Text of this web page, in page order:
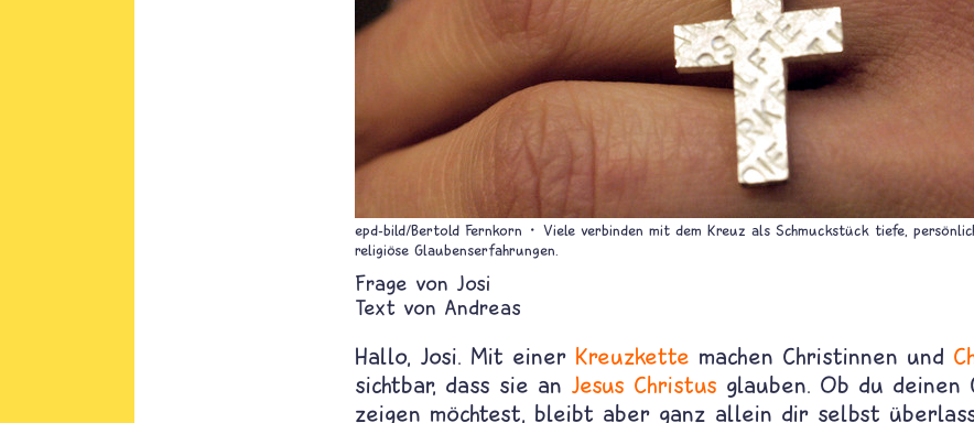
epd-bild/Bertold Fernkorn
Viele verbinden mit dem Kreuz als Schmuckstück tiefe,
religiöse Glaubenserfahrungen.
Josi
Text von Andreas
Hallo, Josi. Mit einer Kreuzkette machen Christinnen und
sichtbar, dass sie an Jesus Christus glauben. Ob du deinen
zeigen möchtest, bleibt aber ganz allein dir selbst